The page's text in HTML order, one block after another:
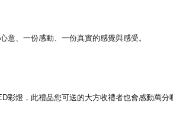
、一份感動、一份真實的感覺與感受。
彩燈，此禮品您可送的大方收禮者也會感動萬分